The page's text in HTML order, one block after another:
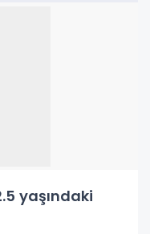
yaşındaki